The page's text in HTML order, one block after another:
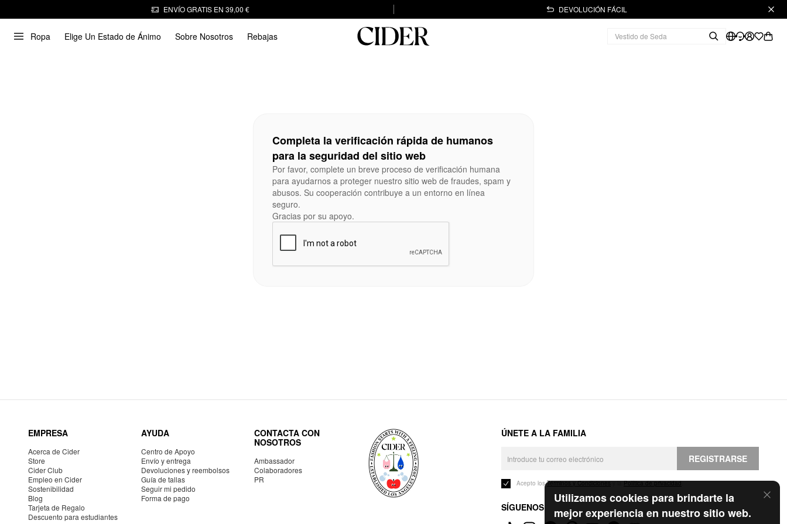
ENVÍO GRATIS EN 39,00 € DEVOLUCIÓN FÁCIL
Ropa Elige Un Estado de Ánimo Sobre Nosotros Rebajas
Utilizamos cookies para brindarte la
mejor experiencia en nuestro sitio web.
Completa la verificación rápida de humanos
para la seguridad del sitio web
Por favor, complete un breve proceso de verificación humana
para ayudarnos a proteger nuestro sitio web de fraudes, spam y
abusos. Su cooperación contribuye a un entorno en línea
seguro.
Gracias por su apoyo.
EMPRESA
Acerca de Cider
Store
Cider Club
Empleo en Cider
Sostenibilidad
Blog
Tarjeta de Regalo
Descuento para estudiantes
AYUDA
Centro de Apoyo
Envío y entrega
Devoluciones y reembolsos
Guía de tallas
Seguir mi pedido
Forma de pago
CONTACTA CON
NOSOTROS
Ambassador
Colaboradores
PR
ÚNETE A LA FAMILIA
REGISTRARSE
Acepto losTérminos y Condicionesy laPolítica de privacidad.
SÍGUENOS